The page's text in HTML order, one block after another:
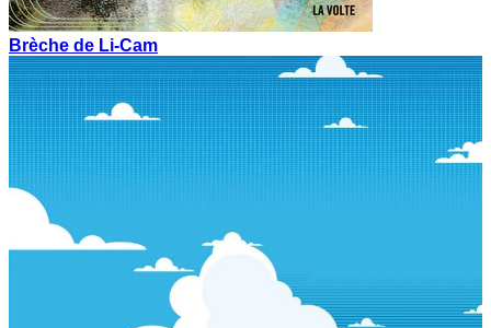
Brèche de Li-Cam